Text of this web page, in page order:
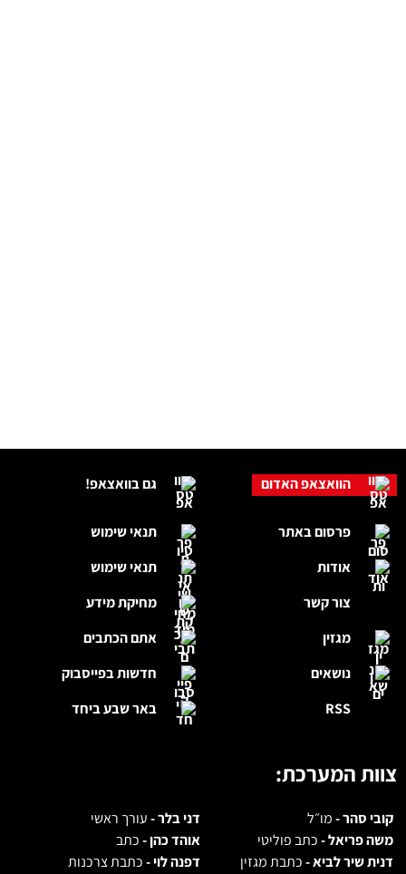
גם בוואצאפ!
תנאי שימוש
תנאי שימוש
מחיקת מידע
אתם הכתבים
חדשות בפייסבוק
באר שבע ביחד
הוואצאפ האדום
פרסום באתר
אודות
צור קשר
מגזין
נושאים
RSS
צוות המערכת:
קובי סהר -מו״ל דני בלר -עורך ראשי
משה פריאל -כתב פוליטי אוהד כהן -כתב
דנית שיר לביא -כתבת מגזין דפנה לוי -כתבת צרכנות